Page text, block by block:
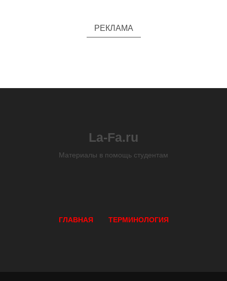
РЕКЛАМА
La-Fa.ru
Материалы в помощь студентам
ГЛАВНАЯ ТЕРМИНОЛОГИЯ